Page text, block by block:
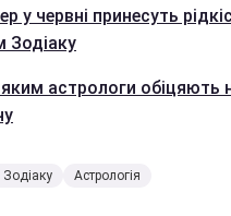
у червні принесуть
Зодіаку
астрологи обіцяють
Астрологія